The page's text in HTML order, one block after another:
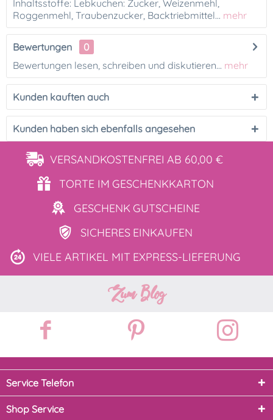
Inhaltsstoffe: Lebkuchen: Zucker, Weizenmehl,
Roggenmehl, Traubenzucker, Backtriebmittel... mehr
Bewertungen
0
Bewertungen lesen, schreiben und diskutieren... mehr
Kunden kauften auch
Kunden haben sich ebenfalls angesehen
VERSANDKOSTENFREI AB 60,00 €
TORTE IM GESCHENKKARTON
GESCHENK GUTSCHEINE
SICHERES EINKAUFEN
VIELE ARTIKEL MIT EXPRESS-LIEFERUNG
Zum Blog
Service Telefon
Shop Service